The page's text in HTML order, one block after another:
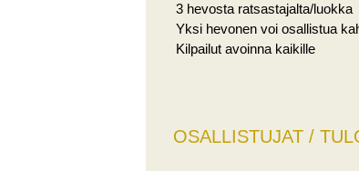
3 hevosta ratsastajalta/luokka
Yksi hevonen voi osallistua
Kilpailut avoinna kaikille
OSALLISTUJAT /